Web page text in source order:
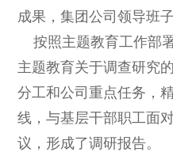
成果，集团公司领导班
按照主题教育工作部
主题教育关于调查研究
分工和公司重点任务，
线，与基层干部职工面
议，形成了调研报告。